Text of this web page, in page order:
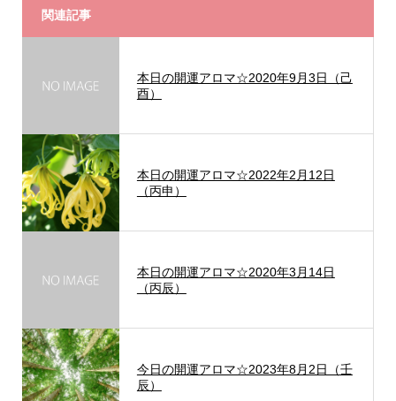
関連記事
本日の開運アロマ☆2020年9月3日（己
酉）
本日の開運アロマ☆2022年2月12日
（丙申）
本日の開運アロマ☆2020年3月14日
（丙辰）
今日の開運アロマ☆2023年8月2日（壬
辰）